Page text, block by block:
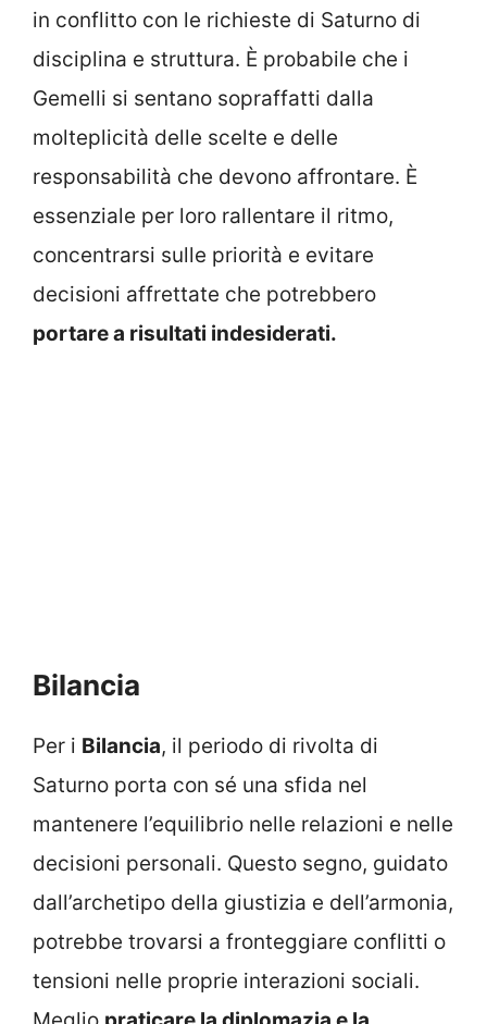
in conflitto con le richieste di Saturno di
disciplina e struttura. È probabile che i
Gemelli si sentano sopraffatti dalla
molteplicità delle scelte e delle
responsabilità che devono affrontare. È
essenziale per loro rallentare il ritmo,
concentrarsi sulle priorità e evitare
decisioni affrettate che potrebbero
portare a risultati indesiderati.
Bilancia
Per i Bilancia, il periodo di rivolta di
Saturno porta con sé una sfida nel
mantenere l’equilibrio nelle relazioni e nelle
decisioni personali. Questo segno, guidato
dall’archetipo della giustizia e dell’armonia,
potrebbe trovarsi a fronteggiare conflitti o
tensioni nelle proprie interazioni sociali.